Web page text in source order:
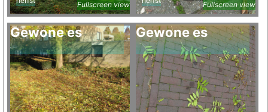
Fullscreen view Fullscreen view
Gewone es Gewone es